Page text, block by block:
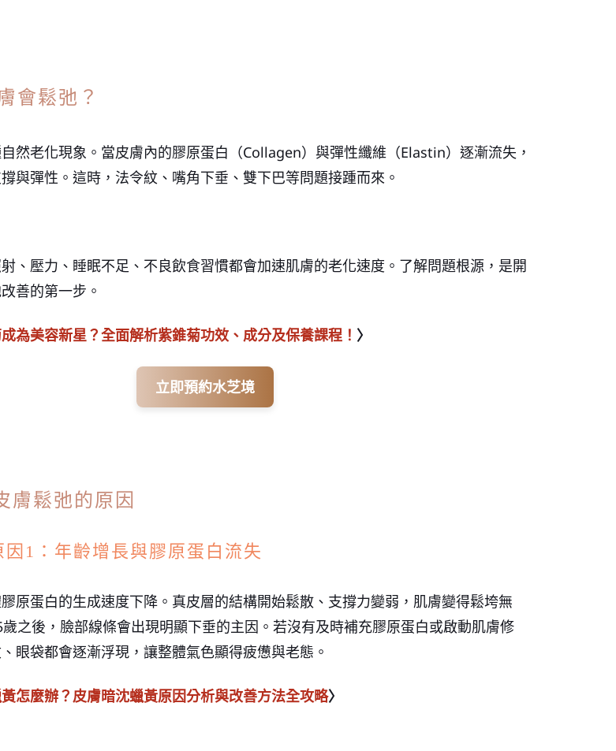
會鬆弛？
然老化現象。當皮膚內的膠原蛋白（Collagen）與彈性纖維（Elastin）逐漸流失，
與彈性。這時，法令紋、嘴角下垂、雙下巴等問題接踵而來。
、壓力、睡眠不足、不良飲食習慣都會加速肌膚的老化速度。了解問題根源，是開
善的第一步。
為美容新星？全面解析紫錐菊功效、成分及保養課程！ 〉
立即預約水芝境
膚鬆弛的原因
1：年齡增長與膠原蛋白流失
原蛋白的生成速度下降。真皮層的結構開始鬆散、支撐力變弱，肌膚變得鬆垮無
之後，臉部線條會出現明顯下垂的主因。若沒有及時補充膠原蛋白或啟動肌膚修
眼袋都會逐漸浮現，讓整體氣色顯得疲憊與老態。
怎麼辦？皮膚暗沈蠟黃原因分析與改善方法全攻略〉